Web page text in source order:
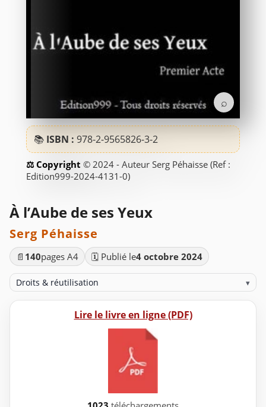
⌕
📚 ISBN : 978-2-9565826-3-2
© 2024 - Auteur Serg Péhaisse (Ref :
Edition999-2024-4131-0)
À l’Aube de ses Yeux
Serg Péhaisse
📄 140pages A4 🗓️ Publié le4 octobre 2024
Droits & réutilisation ▾
Lire le livre en ligne (PDF)